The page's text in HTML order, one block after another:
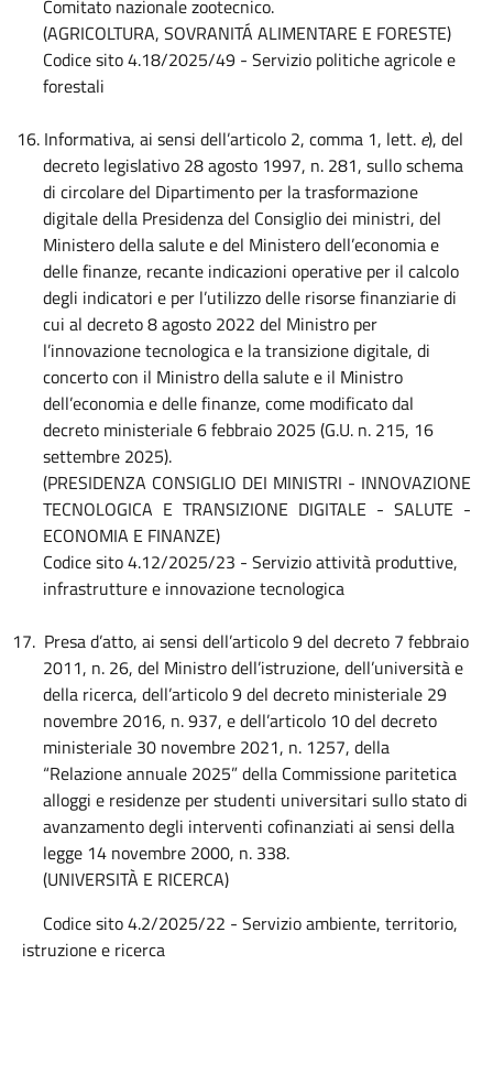
Comitato nazionale zootecnico.
(AGRICOLTURA, SOVRANITÁ ALIMENTARE E FORESTE)
Codice sito 4.18/2025/49 - Servizio politiche agricole e
forestali
16. Informativa, ai sensi dell’articolo 2, comma 1, lett. e), del
decreto legislativo 28 agosto 1997, n. 281, sullo schema
di circolare del Dipartimento per la trasformazione
digitale della Presidenza del Consiglio dei ministri, del
Ministero della salute e del Ministero dell’economia e
delle finanze, recante indicazioni operative per il calcolo
degli indicatori e per l’utilizzo delle risorse finanziarie di
cui al decreto 8 agosto 2022 del Ministro per
l’innovazione tecnologica e la transizione digitale, di
concerto con il Ministro della salute e il Ministro
dell’economia e delle finanze, come modificato dal
decreto ministeriale 6 febbraio 2025 (G.U. n. 215, 16
settembre 2025).
(PRESIDENZA CONSIGLIO DEI MINISTRI - INNOVAZIONE
TECNOLOGICA E TRANSIZIONE DIGITALE - SALUTE -
ECONOMIA E FINANZE)
Codice sito 4.12/2025/23 - Servizio attività produttive,
infrastrutture e innovazione tecnologica
17. Presa d’atto, ai sensi dell’articolo 9 del decreto 7 febbraio
2011, n. 26, del Ministro dell’istruzione, dell’università e
della ricerca, dell’articolo 9 del decreto ministeriale 29
novembre 2016, n. 937, e dell’articolo 10 del decreto
ministeriale 30 novembre 2021, n. 1257, della
“Relazione annuale 2025” della Commissione paritetica
alloggi e residenze per studenti universitari sullo stato di
avanzamento degli interventi cofinanziati ai sensi della
legge 14 novembre 2000, n. 338.
(UNIVERSITÀ E RICERCA)
Codice sito 4.2/2025/22 - Servizio ambiente, territorio,
istruzione e ricerca